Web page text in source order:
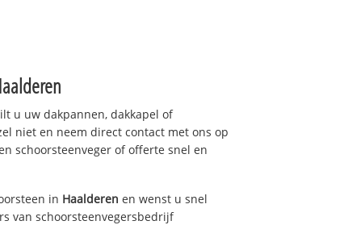
u uw dakpannen, dakkapel of
niet en neem direct contact met ons op
schoorsteenveger of offerte snel en
in Haalderen en wenst u snel
van schoorsteenvegersbedrijf